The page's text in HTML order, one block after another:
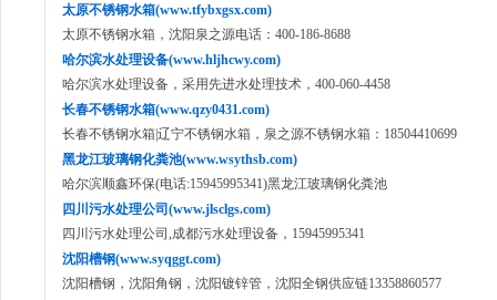
太原不锈钢水箱(www.tfybxgsx.com)
太原不锈钢水箱，沈阳泉之源电话：400-186-8688
哈尔滨水处理设备(www.hljhcwy.com)
哈尔滨水处理设备，采用先进水处理技术，400-060-4458
长春不锈钢水箱(www.qzy0431.com)
长春不锈钢水箱|辽宁不锈钢水箱，泉之源不锈钢水箱：18504410699
黑龙江玻璃钢化粪池(www.wsythsb.com)
哈尔滨顺鑫环保(电话:15945995341)黑龙江玻璃钢化粪池
四川污水处理公司(www.jlsclgs.com)
四川污水处理公司,成都污水处理设备，15945995341
沈阳槽钢(www.syqggt.com)
沈阳槽钢，沈阳角钢，沈阳镀锌管，沈阳全钢供应链13358860577